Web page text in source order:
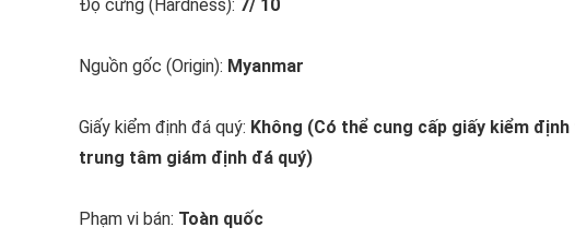
Độ cứng (Hardness): 7/ 10
Nguồn gốc (Origin): Myanmar
Giấy kiểm định đá quý: Không (Có thể cung cấp giấy kiểm
trung tâm giám định đá quý)
Phạm vi bán: Toàn quốc